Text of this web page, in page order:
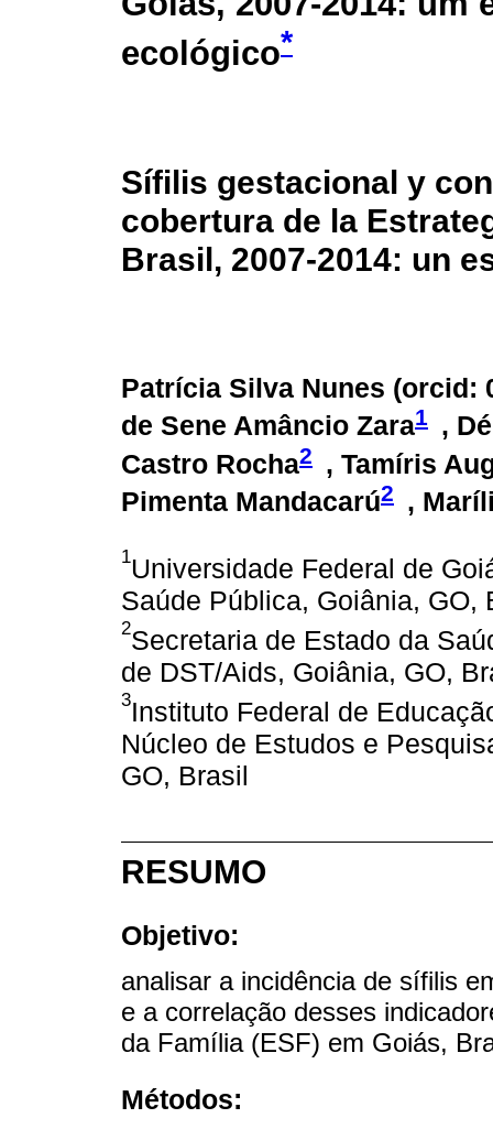
ecológico*
Sífilis gestacional y
cobertura de la
Brasil, 2007-2014: un
Patrícia Silva Nunes (orcid:
de Sene Amâncio Zara1 ,
Castro Rocha2
, Tamíris
Pimenta Mandacarú2 ,
1Universidade Federal de
Saúde Pública, Goiânia, GO,
2Secretaria de Estado da
de DST/Aids, Goiânia, GO,
3Instituto Federal de
Núcleo de Estudos e
GO, Brasil
RESUMO
Objetivo:
analisar a incidência de sífilis
e a correlação desses
da Família (ESF) em Goiás,
Métodos: